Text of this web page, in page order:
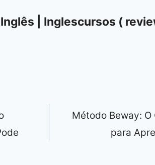
| Inglescursos (
Método Beway: O
para